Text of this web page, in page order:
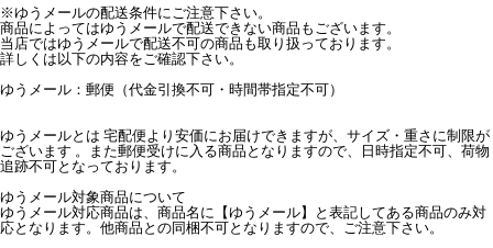
※ゆうメールの配送条件にご注意下さい。
商品によってはゆうメールで配送できない商品もございます。
当店ではゆうメールで配送不可の商品も取り扱っております。
詳しくは以下の内容をご確認下さい。
ゆうメール：郵便（代金引換不可・時間帯指定不可）
ゆうメールとは 宅配便より安価にお届けできますが、サイズ・重さに制限が
ございます 。また郵便受けに入る商品となりますので、日時指定不可、荷物
追跡不可となっております。
ゆうメール対象商品について
ゆうメール対応商品は、商品名に【ゆうメール】と表記してある商品のみ対
応となります。他商品との同梱不可となりますので、ご注意下さい。